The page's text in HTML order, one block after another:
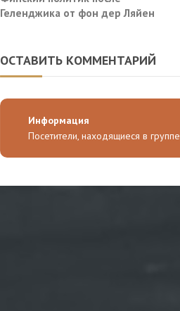
Геленджика от фон дер Ляйен
ОСТАВИТЬ КОММЕНТАРИЙ
Информация
Посетители, находящиеся в группе